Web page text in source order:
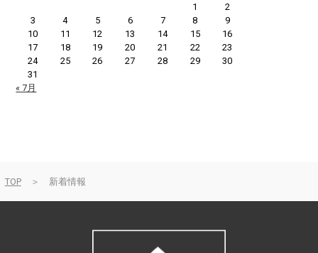
1
2
3
4 5 6 7 8
9
10
11 12 13 14 15
16
17
18 19 20 21 22
23
24
25 26 27 28 29
30
31
« 7月
TOP＞ 新着情報